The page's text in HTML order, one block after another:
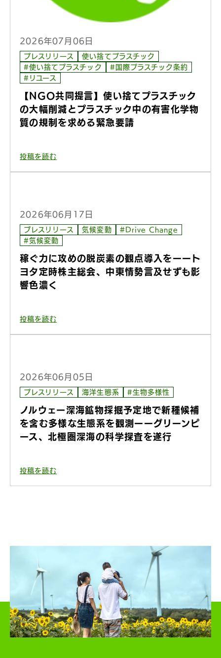
2026年07月06日
プレスリリース
使い捨てプラスチック
#使い捨てプラスチック
#国際プラスチック条約
#リユース
【NGO共同提言】使い捨てプラスチック
の大幅削減とプラスチック中の有害化学物
質の規制を求める緊急要請
投稿を読む
2026年06月17日
プレスリリース 気候変動
#Drive Change
#気候変動
稼ぐ力に攻めの脱炭素の観点導入をーート
ヨタ定時株主総会、中東情勢言及せずも影
響色濃く
投稿を読む
2026年06月05日
プレスリリース 海洋生態系 #生物多様性
ノルウェー深海鉱物採掘予定地で新種候補
を含む多様な生態系を観測ーーグリーンピ
ース、北極圏深海の科学探査を遂行
投稿を読む